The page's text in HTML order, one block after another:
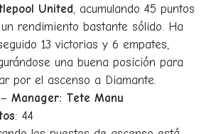
United, acumulando 45 puntos
rendimiento bastante sólido. Ha
13 victorias y 6 empates,
una buena posición para
por el ascenso a Diamante.
– Manager: Tete Manu
: 44